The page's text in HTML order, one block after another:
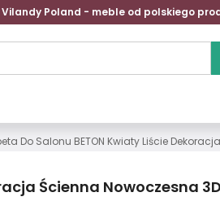
Vilandy Poland - meble od polskiego
Do Salonu BETON Kwiaty Liście
Ścienna Nowoczesna 3D